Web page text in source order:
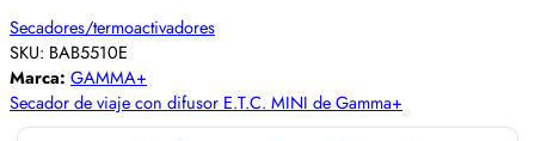
Secadores/termoactivadores
SKU: BAB5510E
Marca: GAMMA+
Secador de viaje con difusor E.T.C. MINI de Gamma+